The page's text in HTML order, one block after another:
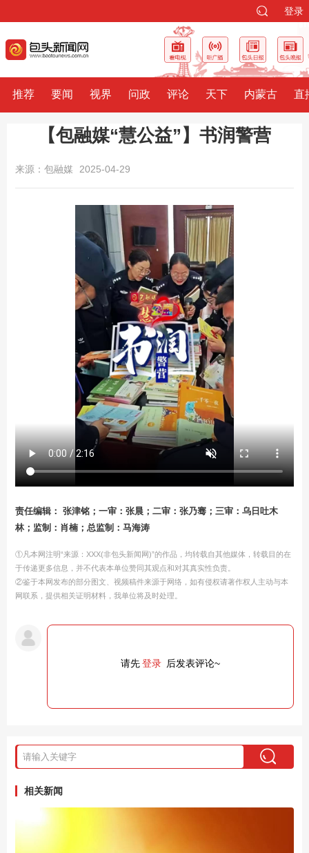
登录
推荐 要闻 视界 问政 评论 天下 内蒙古 直
【包融媒“慧公益”】书润警营
来源：包融媒 2025-04-29
责任编辑： 张津铭；一审：张晨；二审：张乃骞；三审：乌日吐木
林；监制：肖楠；总监制：马海涛
①凡本网注明“来源：XXX(非包头新闻网)”的作品，均转载自其他媒体，转载目的在
于传递更多信息，并不代表本单位赞同其观点和对其真实性负责。
②鉴于本网发布的部分图文、视频稿件来源于网络，如有侵权请著作权人主动与本
网联系，提供相关证明材料，我单位将及时处理。
请先登录 后发表评论~
相关新闻